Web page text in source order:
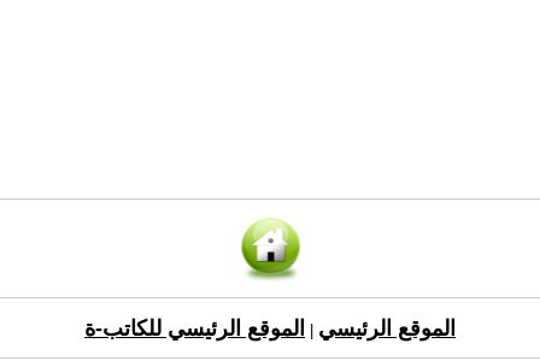
الموقع الرئيسي الموقع الرئيسي للكاتب-ة